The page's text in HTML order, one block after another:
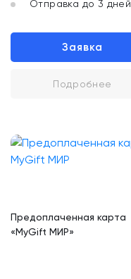
Отправка до 3 дней
Заявка
Подробнее
Предоплаченная карта
«MyGift МИР»